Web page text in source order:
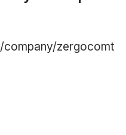
zergocomt